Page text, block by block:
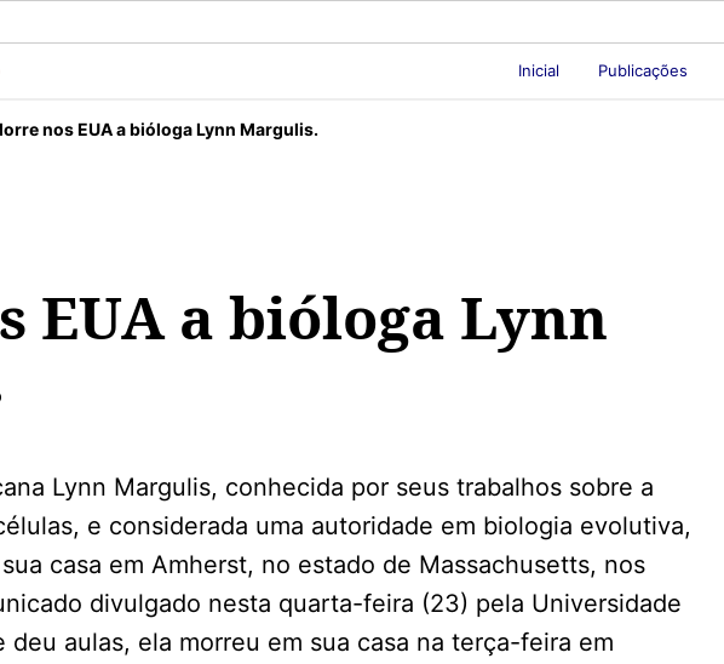
Inicial Publicações
nos EUA a bióloga Lynn Margulis.
EUA a bióloga Lynn
Lynn Margulis, conhecida por seus trabalhos sobre a
e considerada uma autoridade em biologia evolutiva,
casa em Amherst, no estado de Massachusetts, nos
divulgado nesta quarta-feira (23) pela Universidade
deu aulas, ela morreu em sua casa na terça-feira em